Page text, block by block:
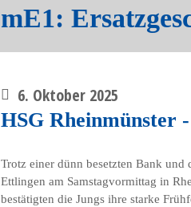
mE1:
6. Oktober 2025
HSG Rheinmünster
Trotz einer dünn besetzten Bank und
Ettlingen am Samstagvormittag in
bestätigten die Jungs ihre starke